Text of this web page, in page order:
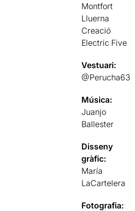
Montfort
Lluerna
Creació
Electric Five
Vestuari:
@Perucha63
Música:
Juanjo
Ballester
Disseny
gràfic:
María
LaCartelera
Fotografia: